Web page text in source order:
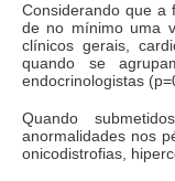
Considerando que a
de no mínimo uma
clínicos gerais,
quando se
endocrinologistas
Quando
anormalidades nos
onicodistrofias,